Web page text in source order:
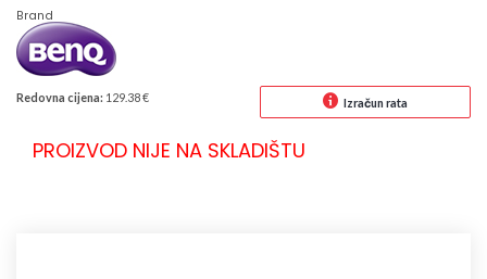
Brand
Redovna cijena: 129.38 € Izračun rata
PROIZVOD NIJE NA SKLADIŠTU